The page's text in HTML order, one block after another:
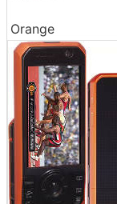
Orange